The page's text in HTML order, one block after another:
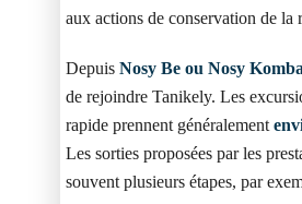
aux actions de conservation de la
Depuis Nosy Be ou Nosy Komba
de rejoindre Tanikely. Les
rapide prennent généralement
Les sorties proposées par les
souvent plusieurs étapes, par